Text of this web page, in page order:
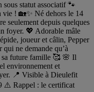
statut associatif 🐾
vie ! 🏡✨ Né dehors le 14
seulement depuis quelques
foyer. 💖 Adorable mâle
joueur et câlin, Pepper
ne demande qu’à
sa future famille 🥰 🌸 Il
environnement et
📍 Visible à Dieulefit
⚠️ Rappel : le certificat